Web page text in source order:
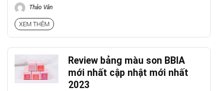
Thảo Vân
XEM THÊM
Review bảng màu son BBIA
mới nhất cập nhật mới nhất
2023